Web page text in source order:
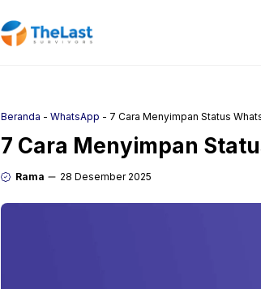
Beranda - WhatsApp - 7 Cara Menyimpan Status
7 Cara Menyimpan
Rama 28 Desember 2025